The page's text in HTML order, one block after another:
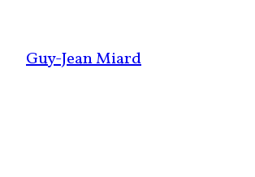
contenu
Guy-Jean Miard